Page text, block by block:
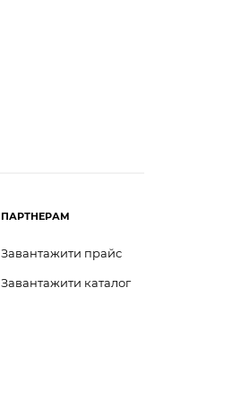
ПАРТНЕРАМ
Завантажити прайс
Завантажити каталог